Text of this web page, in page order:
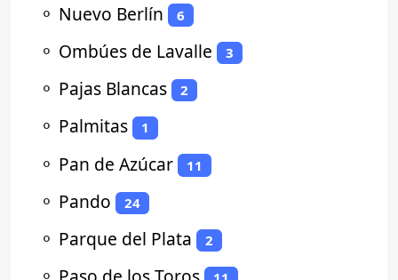
⚬ Nuevo Berlín 6
⚬ Ombúes de Lavalle 3
⚬ Pajas Blancas 2
⚬ Palmitas 1
⚬ Pan de Azúcar 11
⚬ Pando 24
⚬ Parque del Plata 2